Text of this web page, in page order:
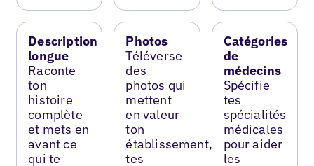
Description
longue
Raconte
ton
histoire
complète
et mets en
avant ce
qui te
Photos
Téléverse
des
photos qui
mettent
en valeur
ton
établissement,
tes
Catégories
de
médecins
Spécifie
tes
spécialités
médicales
pour aider
les